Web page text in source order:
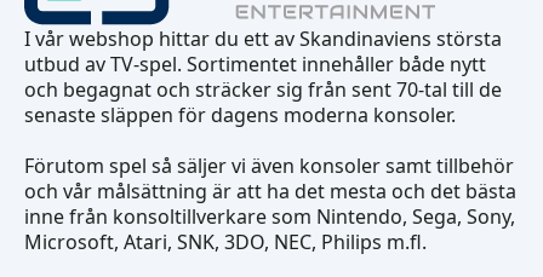
I vår webshop hittar du ett av Skandinaviens största
utbud av TV-spel. Sortimentet innehåller både nytt
och begagnat och sträcker sig från sent 70-tal till de
senaste släppen för dagens moderna konsoler.
Förutom spel så säljer vi även konsoler samt tillbehör
och vår målsättning är att ha det mesta och det bästa
inne från konsoltillverkare som Nintendo, Sega, Sony,
Microsoft, Atari, SNK, 3DO, NEC, Philips m.fl.